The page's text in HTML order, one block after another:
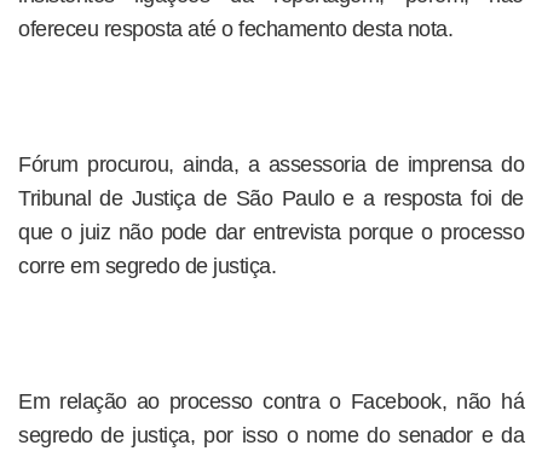
ofereceu resposta até o fechamento desta nota.
Fórum procurou, ainda, a assessoria de imprensa do
Tribunal de Justiça de São Paulo e a resposta foi de
que o juiz não pode dar entrevista porque o processo
corre em segredo de justiça.
Em relação ao processo contra o Facebook, não há
segredo de justiça, por isso o nome do senador e da